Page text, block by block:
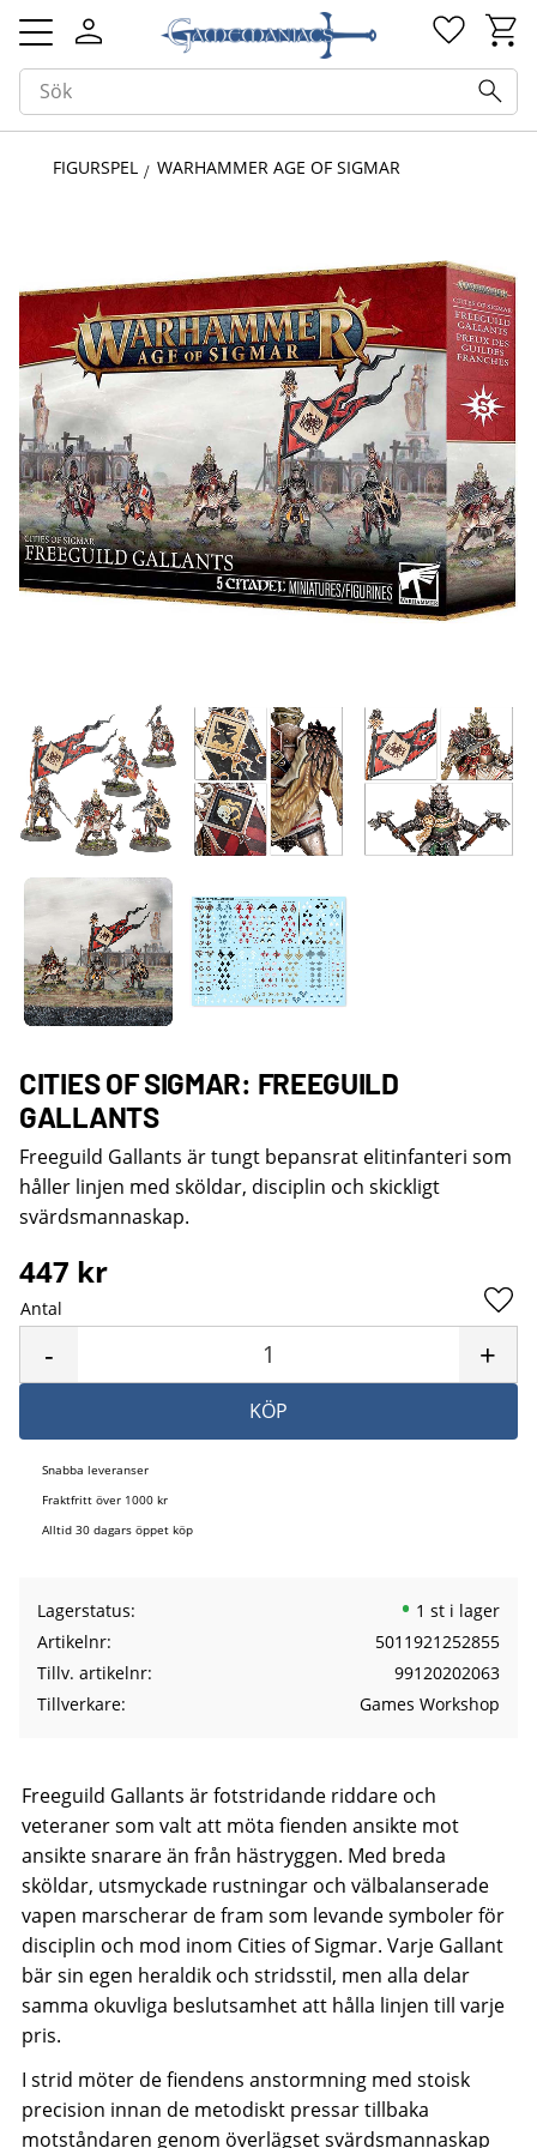
Meny
FIGURSPEL WARHAMMER AGE OF SIGMAR
CITIES OF SIGMAR: FREEGUILD
GALLANTS
Freeguild Gallants är tungt bepansrat elitinfanteri som
håller linjen med sköldar, disciplin och skickligt
svärdsmannaskap.
447 kr
Antal
+
-
KÖP
Snabba leveranser
Fraktfritt över 1000 kr
Alltid 30 dagars öppet köp
Lagerstatus
1 st i lager
Artikelnr
5011921252855
Tillv. artikelnr
99120202063
Tillverkare
Games Workshop
Freeguild Gallants är fotstridande riddare och
veteraner som valt att möta fienden ansikte mot
ansikte snarare än från hästryggen. Med breda
sköldar, utsmyckade rustningar och välbalanserade
vapen marscherar de fram som levande symboler för
disciplin och mod inom Cities of Sigmar. Varje Gallant
bär sin egen heraldik och stridsstil, men alla delar
samma okuvliga beslutsamhet att hålla linjen till varje
pris.
I strid möter de fiendens anstormning med stoisk
precision innan de metodiskt pressar tillbaka
motståndaren genom överlägset svärdsmannaskap